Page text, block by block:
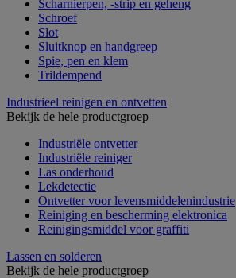
Scharnierpen, -strip en geheng
Schroef
Slot
Sluitknop en handgreep
Spie, pen en klem
Trildempend
Industrieel reinigen en ontvetten
Bekijk de hele productgroep
Industriële ontvetter
Industriële reiniger
Las onderhoud
Lekdetectie
Ontvetter voor levensmiddelenindustrie
Reiniging en bescherming elektronica
Reinigingsmiddel voor graffiti
Lassen en solderen
Bekijk de hele productgroep